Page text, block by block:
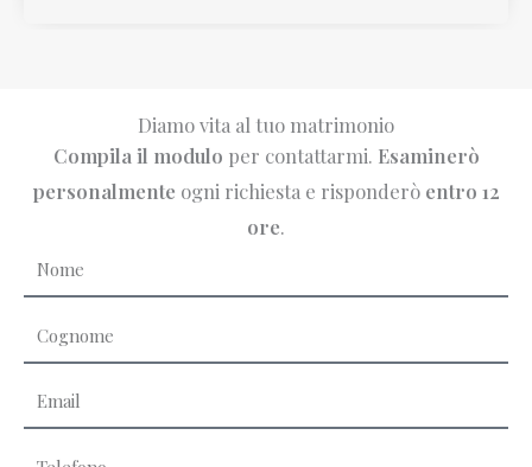
Diamo vita al tuo matrimonio
Compila il modulo per contattarmi. Esaminerò
personalmente ogni richiesta e risponderò entro 12
ore.